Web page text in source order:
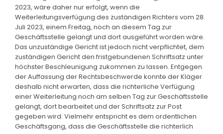
2023, wäre daher nur erfolgt, wenn die
Weiterleitungsverfügung des zuständigen Richters vom 28.
Juli 2023, einem Freitag, noch an diesem Tag zur
Geschäftsstelle gelangt und dort ausgeführt worden wäre.
Das unzuständige Gericht ist jedoch nicht verpflichtet, dem
zuständigen Gericht den fristgebundenen Schriftsatz unter
höchster Beschleunigung zukommen zu lassen. Entgegen
der Auffassung der Rechtsbeschwerde konnte der Kläger
deshalb nicht erwarten, dass die richterliche Verfügung
einer Weiterleitung noch am selben Tag zur Geschäftsstelle
gelangt, dort bearbeitet und der Schriftsatz zur Post
gegeben wird. Vielmehr entspricht es dem ordentlichen
Geschäftsgang, dass die Geschäftsstelle die richterlich